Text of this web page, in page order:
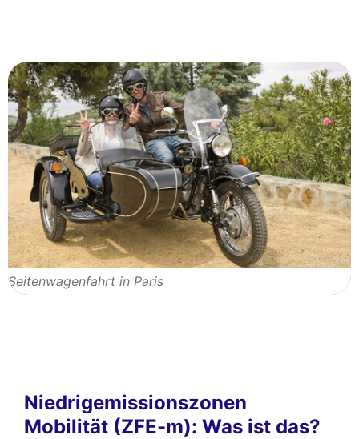
Seitenwagenfahrt in Paris
Niedrigemissionszonen
Mobilität (ZFE-m): Was ist das?